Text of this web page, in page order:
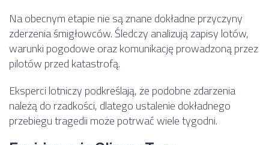
Na obecnym etapie nie są znane dokładne przyczyny
zderzenia śmigłowców. Śledczy analizują zapisy lotów,
warunki pogodowe oraz komunikację prowadzoną przez
pilotów przed katastrofą.
Eksperci lotniczy podkreślają, że podobne zdarzenia
należą do rzadkości, dlatego ustalenie dokładnego
przebiegu tragedii może potrwać wiele tygodni.